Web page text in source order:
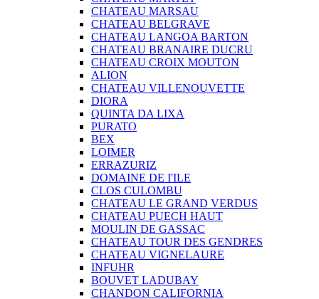
CHATEAU MARSAU
CHATEAU BELGRAVE
CHATEAU LANGOA BARTON
CHATEAU BRANAIRE DUCRU
CHATEAU CROIX MOUTON
ALION
CHATEAU VILLENOUVETTE
DIORA
QUINTA DA LIXA
PURATO
BEX
LOIMER
ERRAZURIZ
DOMAINE DE I'ILE
CLOS CULOMBU
CHATEAU LE GRAND VERDUS
CHATEAU PUECH HAUT
MOULIN DE GASSAC
CHATEAU TOUR DES GENDRES
CHATEAU VIGNELAURE
INFUHR
BOUVET LADUBAY
CHANDON CALIFORNIA